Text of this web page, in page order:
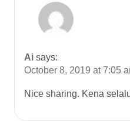
Ai says:
October 8, 2019 at 7:05
Nice sharing. Kena